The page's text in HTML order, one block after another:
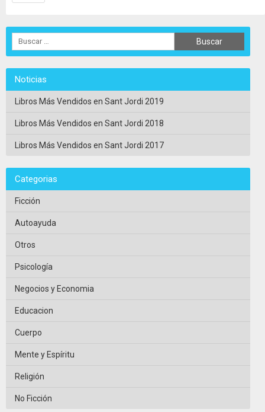
Noticias
Libros Más Vendidos en Sant Jordi 2019
Libros Más Vendidos en Sant Jordi 2018
Libros Más Vendidos en Sant Jordi 2017
Categorias
Ficción
Autoayuda
Otros
Psicología
Negocios y Economia
Educacion
Cuerpo
Mente y Espíritu
Religión
No Ficción